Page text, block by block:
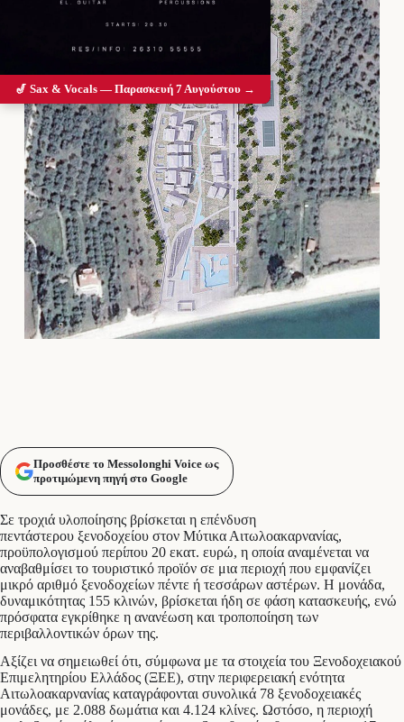
Προσθέστε το Messolonghi Voice ως
προτιμώμενη πηγή στο Google
Σε τροχιά υλοποίησης βρίσκεται η επένδυση
πεντάστερου ξενοδοχείου στον Μύτικα Αιτωλοακαρνανίας,
προϋπολογισμού περίπου 20 εκατ. ευρώ, η οποία αναμένεται να
αναβαθμίσει το τουριστικό προϊόν σε μια περιοχή που εμφανίζει
μικρό αριθμό ξενοδοχείων πέντε ή τεσσάρων αστέρων. Η μονάδα,
δυναμικότητας 155 κλινών, βρίσκεται ήδη σε φάση κατασκευής, ενώ
πρόσφατα εγκρίθηκε η ανανέωση και τροποποίηση των
περιβαλλοντικών όρων της.
Αξίζει να σημειωθεί ότι, σύμφωνα με τα στοιχεία του Ξενοδοχειακού
Επιμελητηρίου Ελλάδος (ΞΕΕ), στην περιφερειακή ενότητα
Αιτωλοακαρνανίας καταγράφονται συνολικά 78 ξενοδοχειακές
μονάδες, με 2.088 δωμάτια και 4.124 κλίνες. Ωστόσο, η περιοχή
🎷 Sax & Vocals — Παρασκευή 7 Αυγούστου →